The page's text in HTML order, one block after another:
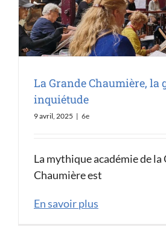
La Grande Chaumière, la
inquiétude
9 avril, 2025 | 6e
La mythique académie de la
Chaumière est
En savoir plus